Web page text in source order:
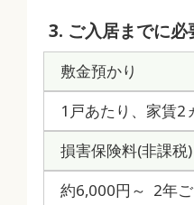
3. ご入居までに必
敷金預かり
1戸あたり、家賃2
損害保険料(非課税)
約6,000円～ 2年